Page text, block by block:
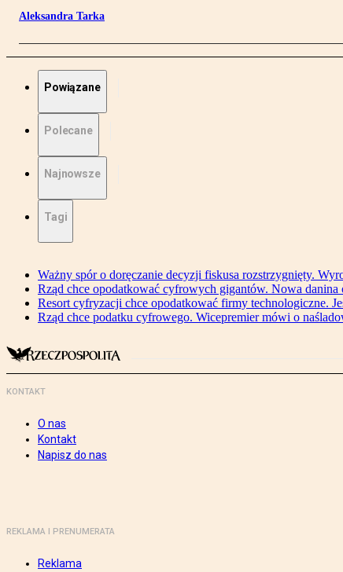
Aleksandra Tarka
Powiązane
Polecane
Najnowsze
Tagi
Ważny spór o doręczanie decyzji fiskusa rozstrzygnięty.
Rząd chce opodatkować cyfrowych gigantów. Nowa danina
Resort cyfryzacji chce opodatkować firmy technologiczne.
Rząd chce podatku cyfrowego. Wicepremier mówi o
KONTAKT
O nas
Kontakt
Napisz do nas
REKLAMA I PRENUMERATA
Reklama